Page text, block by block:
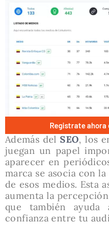
Registrate
Además delSEO, los
juegan un papel
aparecer en
marca se asocia con
de esos medios. Esta
aumenta la
que también
confianza entre tu